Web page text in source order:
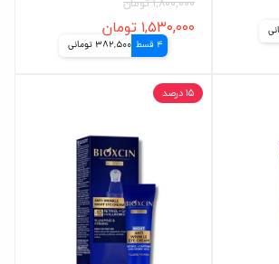
۱,۵۳۰,۰۰۰ تومان
4 قسط 382,500 تومانی
۱۵ درصد